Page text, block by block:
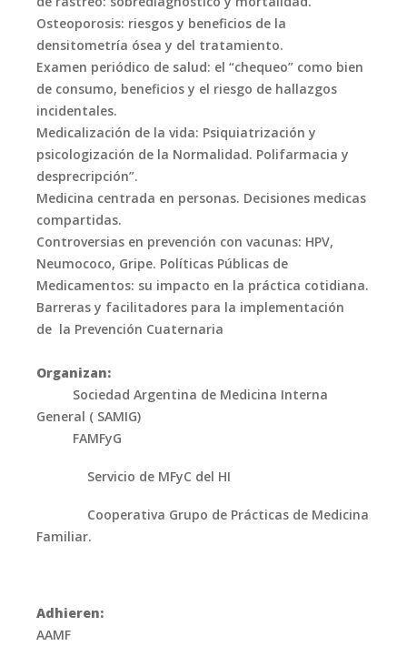
Osteoporosis: riesgos y beneficios de la
densitometría ósea y del tratamiento.
Examen periódico de salud: el “chequeo” como bien
de consumo, beneficios y el riesgo de hallazgos
incidentales.
Medicalización de la vida: Psiquiatrización y
psicologización de la Normalidad. Polifarmacia y
desprecripción”.
Medicina centrada en personas. Decisiones medicas
compartidas.
Controversias en prevención con vacunas: HPV,
Neumococo, Gripe. Políticas Públicas de
Medicamentos: su impacto en la práctica cotidiana.
Barreras y facilitadores para la implementación
de la Prevención Cuaternaria
Organizan:
Sociedad Argentina de Medicina Interna
General ( SAMIG)
FAMFyG
Servicio de MFyC del HI
Cooperativa Grupo de Prácticas de Medicina
Familiar.
Adhieren:
AAMF